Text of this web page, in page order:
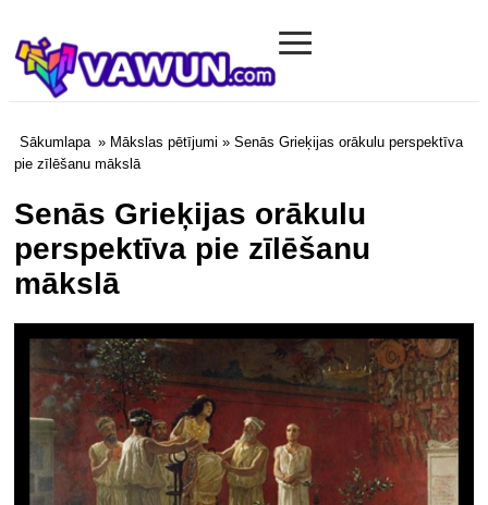
Vawun.com
≡
Sākumlapa » Mākslas pētījumi » Senās Grieķijas orākulu perspektīva
pie zīlēšanu mākslā
Senās Grieķijas orākulu
perspektīva pie zīlēšanu
mākslā